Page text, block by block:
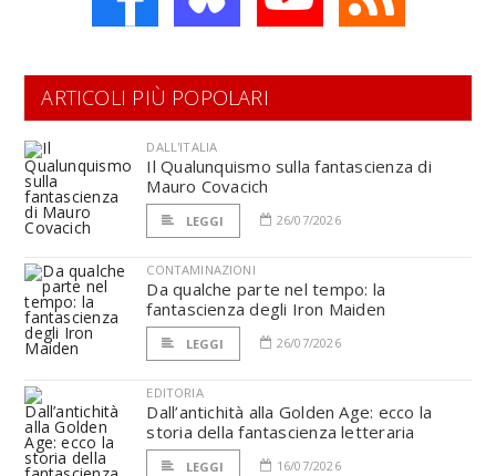
ARTICOLI PIÙ POPOLARI
DALL'ITALIA
Il Qualunquismo sulla fantascienza di
Mauro Covacich
LEGGI 26/07/2026
CONTAMINAZIONI
Da qualche parte nel tempo: la
fantascienza degli Iron Maiden
LEGGI 26/07/2026
EDITORIA
Dall’antichità alla Golden Age: ecco la
storia della fantascienza letteraria
LEGGI 16/07/2026